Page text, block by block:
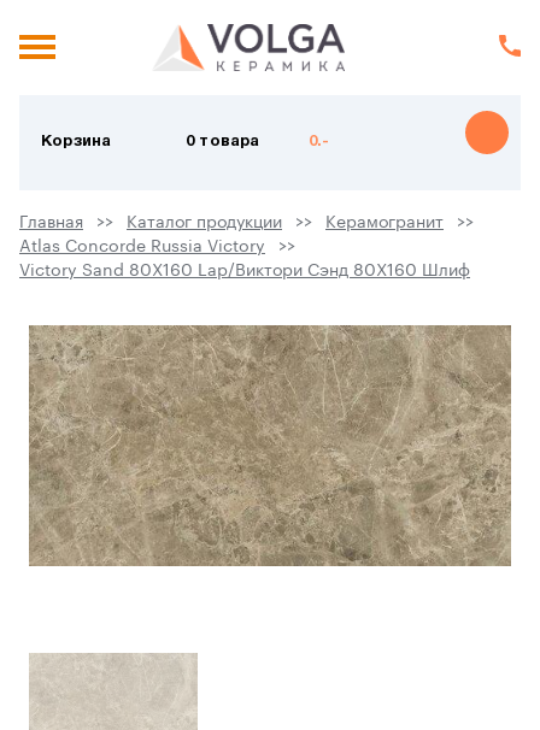
Корзина 0 товара 0.-
Главная Каталог продукции
Керамогранит
Atlas Concorde Russia Victory
Victory Sand 80X160 Lap/Виктори Сэнд 80X160 Шлиф